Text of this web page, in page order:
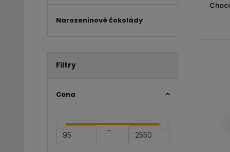
Narozeninové čokolády
Filtry
Cena
-